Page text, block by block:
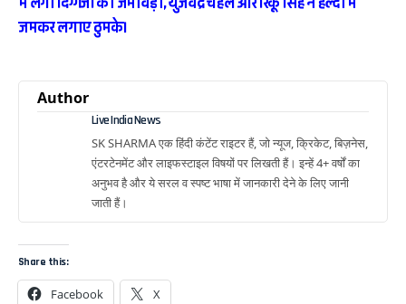
जमकर लगाए ठुमके।
Author
Live India News
SK SHARMA एक हिंदी कंटेंट राइटर हैं, जो न्यूज, क्रिकेट, बिज़नेस,
एंटरटेनमेंट और लाइफस्टाइल विषयों पर लिखती हैं। इन्हें 4+ वर्षों का
अनुभव है और ये सरल व स्पष्ट भाषा में जानकारी देने के लिए जानी
जाती हैं।
Share this:
Facebook X